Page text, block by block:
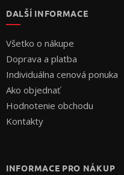
DALŠÍ INFORMACE
Všetko o nákupe
Doprava a platba
Individuálna cenová ponuka
Ako objednať
Hodnotenie obchodu
Kontakty
INFORMACE PRO NÁKUP